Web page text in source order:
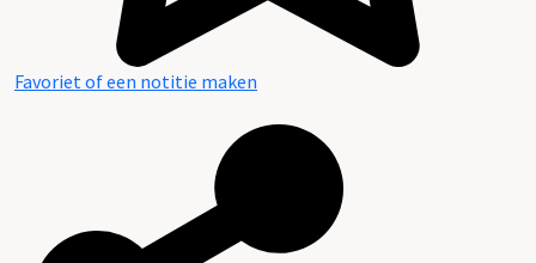
Favoriet of een notitie maken